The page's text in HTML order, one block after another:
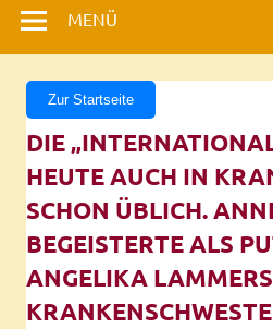
MENÜ
Zur Startseite
DIE
HEUTE AUCH IN
SCHON ÜBLICH.
BEGEISTERTE ALS
ANGELIKA